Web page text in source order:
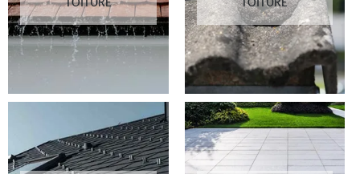
TOITURE
TOITURE